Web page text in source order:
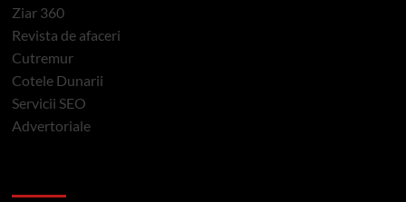
Ziar 360
Revista de afaceri
Cutremur
Cotele Dunarii
Servicii SEO
Advertoriale